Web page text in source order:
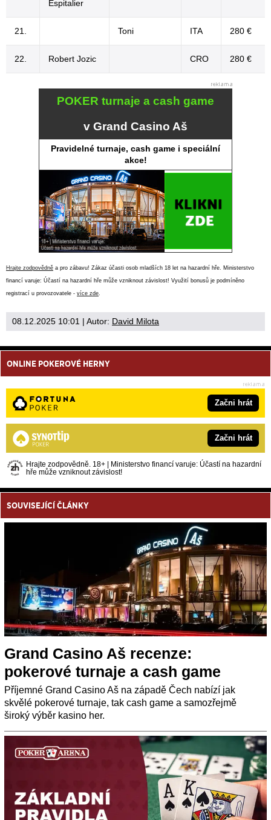
Espitalier
21. Toni ITA 280 €
22. Robert Jozic CRO 280 €
POKER turnaje a cash game
v Grand Casino Aš
Pravidelné turnaje, cash game i speciální
akce!
Hrajte zodpovědně a pro zábavu! Zákaz účasti osob mladších 18 let na hazardní hře. Ministerstvo
financí varuje: Účastí na hazardní hře může vzniknout závislost! Využití bonusů je podmíněno
registrací u provozovatele - více zde.
08.12.2025 10:01 | Autor: David Milota
ONLINE POKEROVÉ HERNY
Začni hrát
Začni hrát
Hrajte zodpovědně. 18+ | Ministerstvo financí varuje: Účastí na hazardní
hře může vzniknout závislost!
SOUVISEJÍCÍ ČLÁNKY
Grand Casino Aš recenze:
pokerové turnaje a cash game
Příjemné Grand Casino Aš na západě Čech nabízí jak
skvělé pokerové turnaje, tak cash game a samozřejmě
široký výběr kasino her.